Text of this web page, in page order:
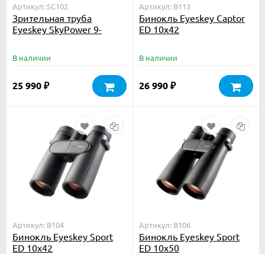
Артикул: SC102
Зрительная труба
Eyeskey SkyPower 9-
В наличии
25 990 ₽
Артикул: B113
Бинокль Eyeskey Captor
ED 10x42
В наличии
26 990 ₽
Артикул: B104
Бинокль Eyeskey Sport
ED 10x42
Артикул: B106
Бинокль Eyeskey Sport
ED 10x50